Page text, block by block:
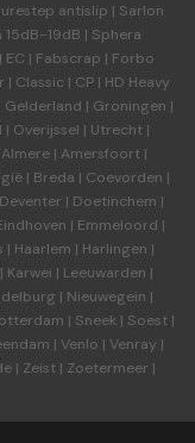
antislip | Sarlon
15dB-19dB | Sphera
EC | Fabscrap | Forbo
| Classic | CP| HD Heavy
Gelderland | Groningen |
| Overijssel | Utrecht|
Almere | Amersfoort |
| Breda | Coevorden |
Deventer | Doetinchem |
| Emmeloord |
| Haarlem | Harlingen |
| Karwei | Leeuwarden |
| Nieuwegein |
| Sneek| Soest|
| Venlo | Venray |
| Zeist | Zoetermeer |